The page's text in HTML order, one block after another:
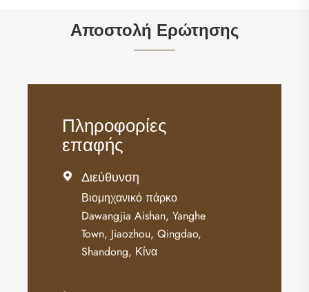
Αποστολή Ερώτησης
Πληροφορίες
επαφής
 Διεύθυνση
Βιομηχανικό πάρκο
Dawangjia Aishan, Yanghe
Town, Jiaozhou, Qingdao,
Shandong, Κίνα